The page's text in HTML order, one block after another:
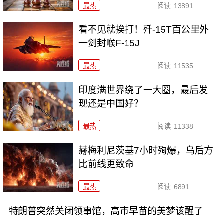
最热 阅读 13891
看不见就挨打！歼-15T百公里外
一剑封喉F-15J
最热 阅读 11535
印度满世界绕了一大圈，最后发
现还是中国好？
最热 阅读 11338
赫梅利尼茨基7小时殉爆，乌后方
比前线更致命
最热 阅读 6891
特朗普突然关闭领事馆，高市早苗的美梦该醒了